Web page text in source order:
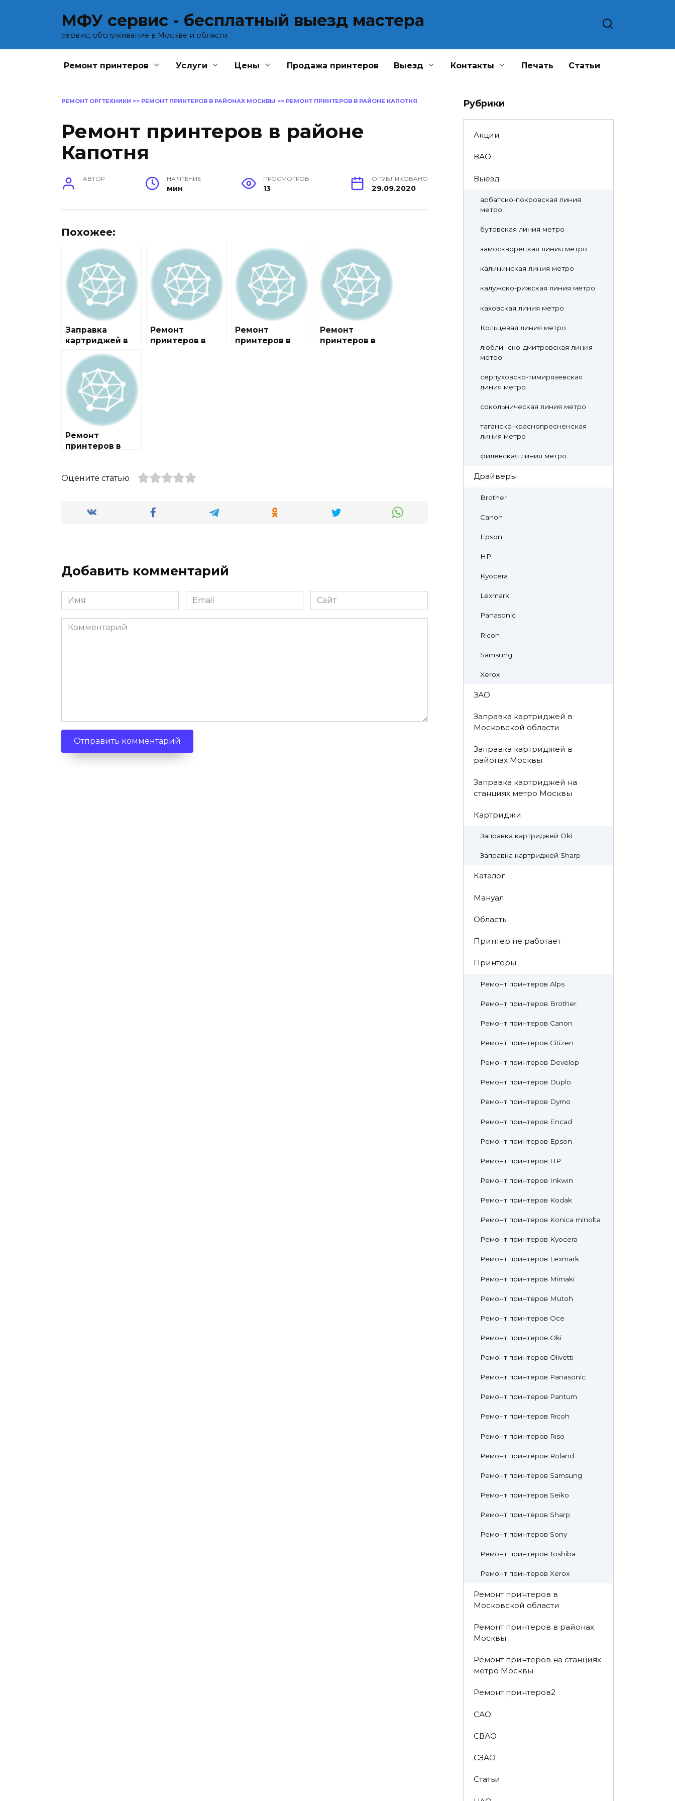
МФУ сервис - бесплатный выезд мастера
сервис, обслуживание в Москве и области
Ремонт принтеров Услуги Цены Продажа принтеров Выезд Контакты Печать Статьи
РЕМОНТ ОРГТЕХНИКИ >> РЕМОНТ ПРИНТЕРОВ В РАЙОНАХ МОСКВЫ >> РЕМОНТ ПРИНТЕРОВ В РАЙОНЕ КАПОТНЯ
Ремонт принтеров в районе
Капотня
АВТОР НА ЧТЕНИЕ
мин
ПРОСМОТРОВ
13
ОПУБЛИКОВАНО
29.09.2020
Похожее:
Заправка
картриджей в
Ремонт
принтеров в
Ремонт
принтеров в
Ремонт
принтеров в
Ремонт
принтеров в
Оцените статью
Добавить комментарий
Имя Email Сайт
Комментарий
Рубрики
Акции
ВАО
Выезд
арбатско-покровская линия
метро
бутовская линия метро
замоскворецкая линия метро
калининская линия метро
калужско-рижская линия метро
каховская линия метро
Кольцевая линия метро
люблинско-дмитровская линия
метро
серпуховско-тимирязевская
линия метро
сокольническая линия метро
таганско-краснопресненская
линия метро
филёвская линия метро
Драйверы
Brother
Canon
Epson
HP
Kyocera
Lexmark
Panasonic
Ricoh
Samsung
Xerox
ЗАО
Заправка картриджей в
Московской области
Заправка картриджей в
районах Москвы
Заправка картриджей на
станциях метро Москвы
Картриджи
Заправка картриджей Oki
Заправка картриджей Sharp
Каталог
Мануал
Область
Принтер не работает
Принтеры
Ремонт принтеров Alps
Ремонт принтеров Brother
Ремонт принтеров Canon
Ремонт принтеров Citizen
Ремонт принтеров Develop
Ремонт принтеров Duplo
Ремонт принтеров Dymo
Ремонт принтеров Encad
Ремонт принтеров Epson
Ремонт принтеров HP
Ремонт принтеров Inkwin
Ремонт принтеров Kodak
Ремонт принтеров Konica minolta
Ремонт принтеров Kyocera
Ремонт принтеров Lexmark
Ремонт принтеров Mimaki
Ремонт принтеров Mutoh
Ремонт принтеров Oce
Ремонт принтеров Oki
Ремонт принтеров Olivetti
Ремонт принтеров Panasonic
Ремонт принтеров Pantum
Ремонт принтеров Ricoh
Ремонт принтеров Riso
Ремонт принтеров Roland
Ремонт принтеров Samsung
Ремонт принтеров Seiko
Ремонт принтеров Sharp
Ремонт принтеров Sony
Ремонт принтеров Toshiba
Ремонт принтеров Xerox
Ремонт принтеров в
Московской области
Ремонт принтеров в районах
Москвы
Ремонт принтеров на станциях
метро Москвы
Ремонт принтеров2
САО
СВАО
СЗАО
Статьи